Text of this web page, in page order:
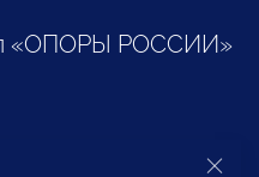
«ОПОРЫ РОССИИ»